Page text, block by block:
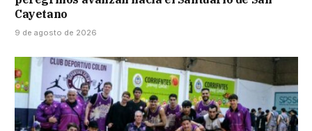
Cayetano
9 de agosto de 2026